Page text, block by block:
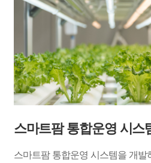
스마트팜 통합운영 시스
스마트팜 통합운영 시스템을 개발